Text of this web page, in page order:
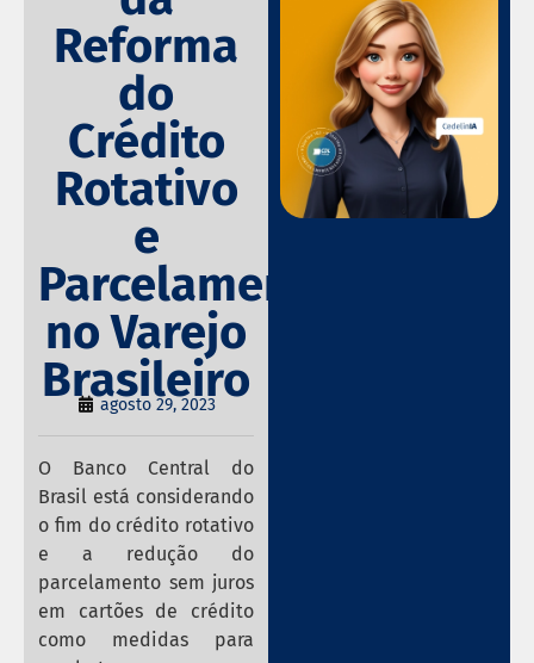
Reforma
do
Crédito
Rotativo
e
Parcelamento
no Varejo
Brasileiro
agosto 29, 2023
O Banco Central do
Brasil está considerando
o fim do crédito rotativo
e a redução do
parcelamento sem juros
em cartões de crédito
como medidas para